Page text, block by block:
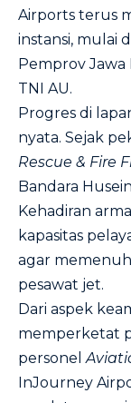
Airports terus
instansi, mulai
Pemprov
TNI AU.
Progres di
nyata. Sejak
Rescue & Fire
Bandara
Kehadiran
kapasitas
agar
pesawat jet.
Dari aspek
memperketat
personel
InJourney